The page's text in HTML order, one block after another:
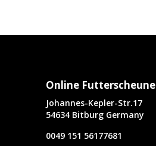
Online Futterscheune
Johannes-Kepler-Str.17
54634 Bitburg Germany
0049 151 56177681